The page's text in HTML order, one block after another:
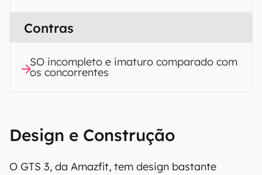
Contras
SO incompleto e imaturo comparado com
os concorrentes
Design e Construção
O GTS 3, da Amazfit, tem design bastante